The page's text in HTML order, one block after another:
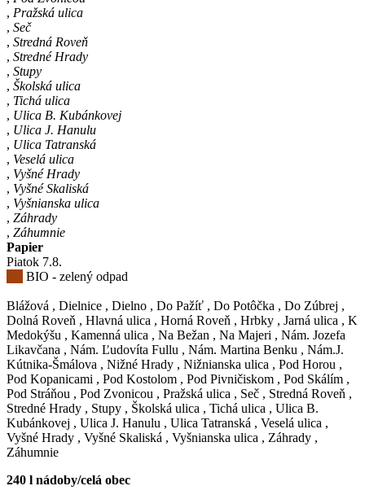
, Pražská ulica
, Seč
, Stredná Roveň
, Stredné Hrady
, Stupy
, Školská ulica
, Tichá ulica
, Ulica B. Kubánkovej
, Ulica J. Hanulu
, Ulica Tatranská
, Veselá ulica
, Vyšné Hrady
, Vyšné Skaliská
, Vyšnianska ulica
, Záhrady
, Záhumnie
Papier
Piatok 7.8.
BIO - zelený odpad
Blážová , Dielnice , Dielno , Do Pažíť , Do Potôčka , Do Zúbrej ,
Dolná Roveň , Hlavná ulica , Horná Roveň , Hrbky , Jarná ulica , K
Medokýšu , Kamenná ulica , Na Bežan , Na Majeri , Nám. Jozefa
Likavčana , Nám. Ľudovíta Fullu , Nám. Martina Benku , Nám.J.
Kútnika-Šmálova , Nižné Hrady , Nižnianska ulica , Pod Horou ,
Pod Kopanicami , Pod Kostolom , Pod Pivničiskom , Pod Skálím ,
Pod Stráňou , Pod Zvonicou , Pražská ulica , Seč , Stredná Roveň ,
Stredné Hrady , Stupy , Školská ulica , Tichá ulica , Ulica B.
Kubánkovej , Ulica J. Hanulu , Ulica Tatranská , Veselá ulica ,
Vyšné Hrady , Vyšné Skaliská , Vyšnianska ulica , Záhrady ,
Záhumnie
240 l nádoby/celá obec